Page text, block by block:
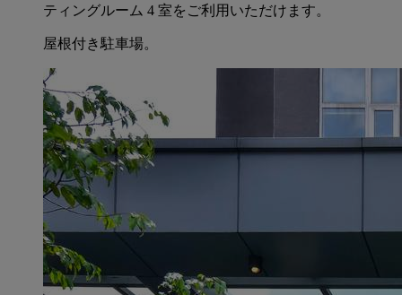
ティングルーム 4 室をご利用いただけます。
屋根付き駐車場。